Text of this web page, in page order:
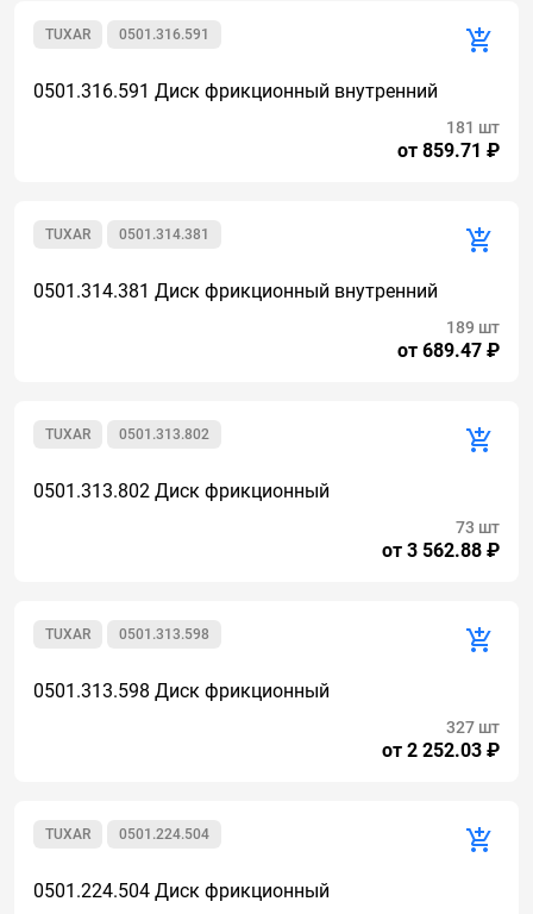
0501.316.591
TUXAR
0501.316.591 Диск фрикционный внутренний
от 859.71 ₽
181 шт
0501.314.381
TUXAR
0501.314.381 Диск фрикционный внутренний
от 689.47 ₽
189 шт
0501.313.802
TUXAR
0501.313.802 Диск фрикционный
от 3 562.88 ₽
73 шт
0501.313.598
TUXAR
0501.313.598 Диск фрикционный
от 2 252.03 ₽
327 шт
0501.224.504
TUXAR
0501.224.504 Диск фрикционный